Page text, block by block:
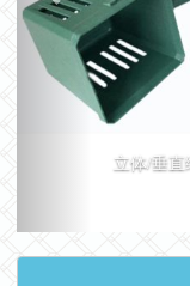
立体/垂直